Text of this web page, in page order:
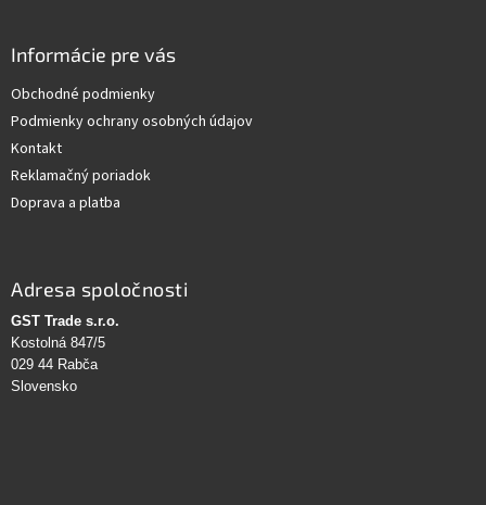
Informácie pre vás
Obchodné podmienky
Podmienky ochrany osobných údajov
Kontakt
Reklamačný poriadok
Doprava a platba
Adresa spoločnosti
GST Trade s.r.o.
Kostolná 847/5
029 44 Rabča
Slovensko